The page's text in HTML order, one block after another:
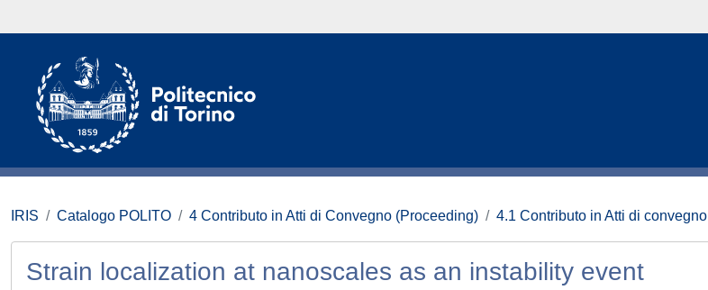
IRIS Catalogo POLITO 4 Contributo in Atti di Convegno (Proceeding) 4.1 Contributo in Atti di convegno
Strain localization at nanoscales as an instability event